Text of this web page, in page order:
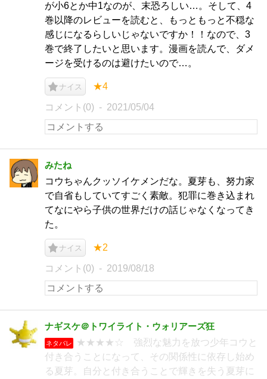
が小6とか中1なのが、末恐ろしい…。そして、4
巻以降のレビューを読むと、もっともっと不穏な
感じになるらしいじゃないですか！！なので、3
巻で終了したいと思います。漫画を読んで、ダメ
ージを受けるのは避けたいので…。
ナイス ★4
コメント(0) 2021/05/04
みたね
コウちゃんクッソイケメンだな。夏芽も、努力家
で自省もしていてすごく素敵。犯罪に巻き込まれ
てなにやら子供の世界だけの話じゃなくなってき
た。
ナイス ★2
コメント(0) 2019/08/18
ナギスケ＠トワイライト・ウォリアーズ狂
ネタバレ
★★★★☆ 強烈な魅力を放つ少年コウと
付き合うことになって、その関係性に依存し始め
る夏芽。自分と付き合うことで輝きを失う夏芽に